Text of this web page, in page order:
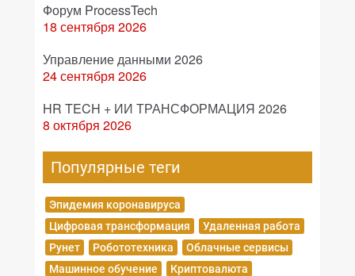
Форум ProcessTech
18 сентября 2026
Управление данными 2026
24 сентября 2026
HR TECH + ИИ ТРАНСФОРМАЦИЯ 2026
8 октября 2026
Популярные теги
Эпидемия коронавируса
Цифровая трансформация
Удаленная работа
Рунет
Робототехника
Облачные сервисы
Машинное обучение
Криптовалюта